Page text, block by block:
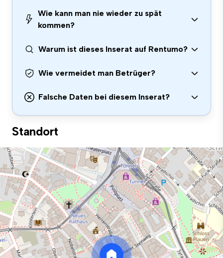
Wie kann man nie wieder zu spät
kommen?
Warum ist dieses Inserat auf Rentumo?
Wie vermeidet man Betrüger?
Falsche Daten bei diesem Inserat?
Standort